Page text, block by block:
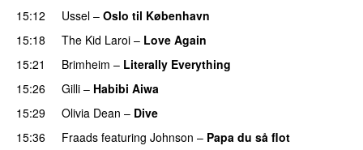
15:12
Ussel – Oslo til København
15:18
The Kid Laroi – Love Again
15:21
Brimheim – Literally Everything
15:26 Gilli – Habibi Aiwa
15:29
Olivia Dean – Dive
15:36 Fraads featuring Johnson – Papa du så flot